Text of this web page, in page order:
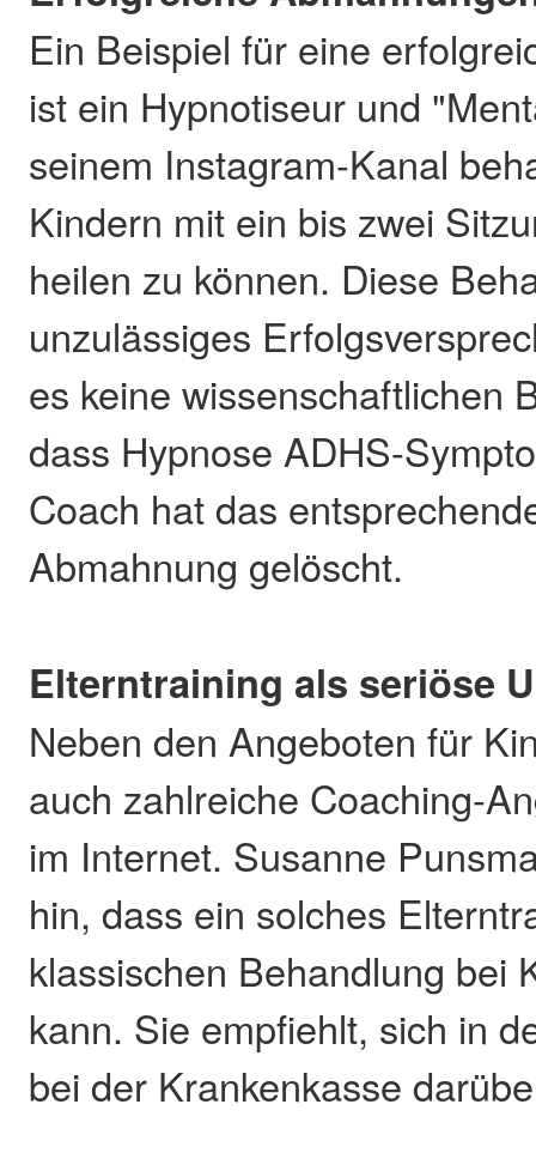
Ein Beispiel für eine
ist ein Hypnotiseur und
seinem Instagram-Kanal
Kindern mit ein bis zwei
heilen zu können. Diese
unzulässiges
es keine wissenschaftlichen
dass Hypnose ADHS-
Coach hat das
Abmahnung gelöscht.
Elterntraining als seriöse
Neben den Angeboten für
auch zahlreiche Coaching-
im Internet. Susanne
hin, dass ein solches
klassischen Behandlung bei
kann. Sie empfiehlt, sich in
bei der Krankenkasse